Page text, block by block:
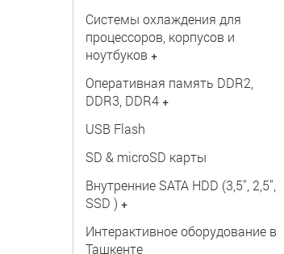
Системы охлаждения для
процессоров, корпусов и
ноутбуков +
Оперативная память DDR2,
DDR3, DDR4 +
USB Flash
SD & microSD карты
Внутренние SATA HDD (3,5", 2,5",
SSD ) +
Интерактивное оборудование в
Ташкенте